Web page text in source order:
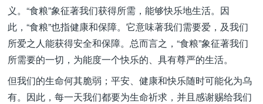
义。“食粮”象征著我们获得所需，能够快乐地生活。因
此，“食粮”也指健康和保障。它意味著我们需要爱，及我们
所爱之人能获得安全和保障。总而言之，“食粮”象征著我们
所需要的一切，为能度一个快乐的、具有尊严的生活。
但我们的生命何其脆弱；平安、健康和快乐随时可能化为乌
有。因此，每一天我们都要为生命祈求，并且感谢赐给我们